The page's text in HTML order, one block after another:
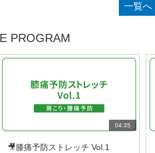
一覧へ
PROGRAM
04:35
🎥膝痛予防ストレッチ Vol.1